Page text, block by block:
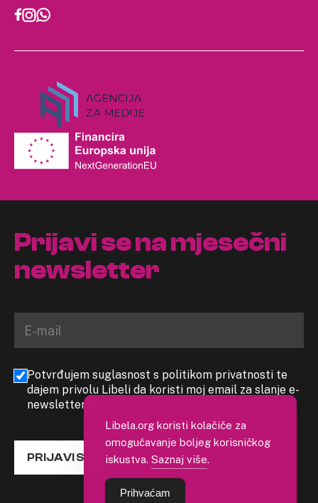
Prijavi se na mjesečni
newsletter
Potvrđujem suglasnost s politikom privatnosti te
dajem privolu Libeli da koristi moj email za slanje e-
newslettera
PRIJAVI SE
Libela.org koristi kolačiće za
omogućavanje boljeg korisničkog
iskustva. Saznaj više.
Prihvaćam